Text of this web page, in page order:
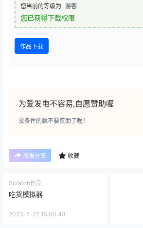
您当前的等级为 游客
您已获得下载权限
作品下载
为爱发电不容易,自愿赞助喔
没条件的就不要赞助了喔！
海报分享 收藏
Scratch作品
吃货模拟器
2023-5-27 15:00:43